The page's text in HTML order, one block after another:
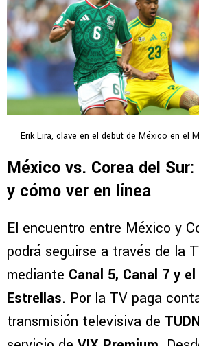
Erik Lira, clave en el debut de México en el
México vs. Corea del
y cómo ver en línea
El encuentro entre México y
podrá seguirse a través de la
mediante Canal 5, Canal 7 y
Estrellas. Por la TV paga
transmisión televisiva de TUDN